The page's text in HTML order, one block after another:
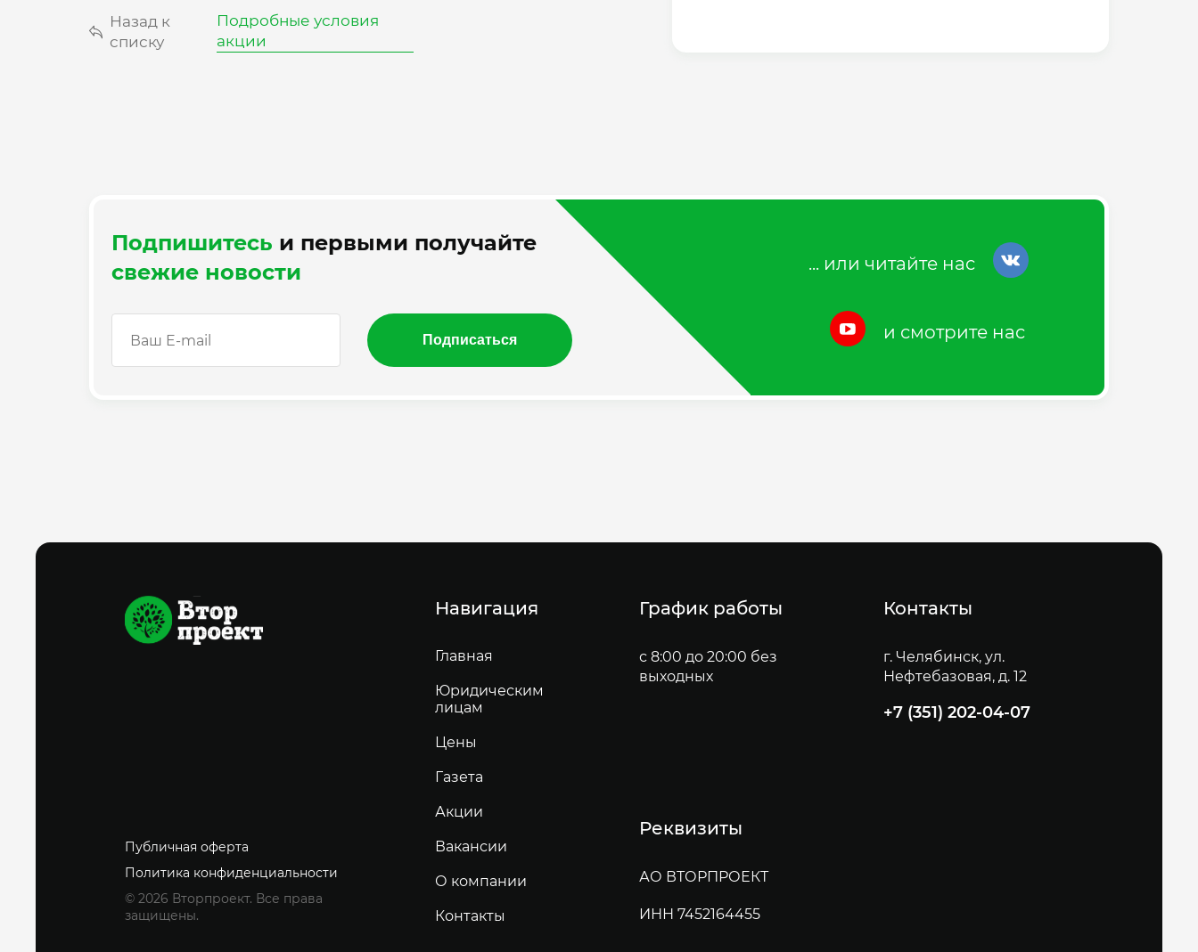
Назад к
списку
Подробные условия
акции
Подпишитесь и первыми получайте
свежие новости
Подписаться
... или читайте нас
и смотрите нас
Публичная оферта
Политика конфиденциальности
© 2026 Вторпроект. Все права
защищены.
Навигация
Главная
Юридическим
лицам
Цены
Газета
Акции
Вакансии
О компании
Контакты
График работы
с 8:00 до 20:00 без
выходных
Реквизиты
АО ВТОРПРОЕКТ
ИНН 7452164455
Контакты
г. Челябинск, ул.
Нефтебазовая, д. 12
+7 (351) 202-04-07